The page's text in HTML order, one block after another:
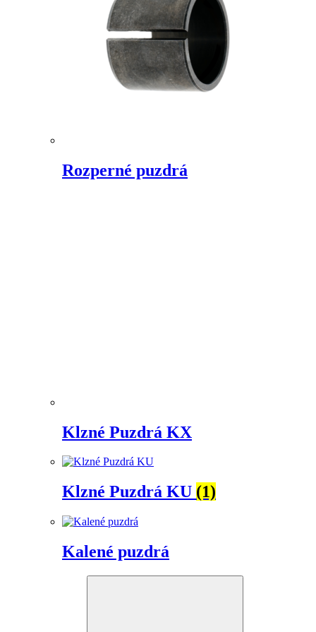
Rozperné puzdrá
Klzné Puzdrá KX
Klzné Puzdrá KU (1)
Kalené puzdrá